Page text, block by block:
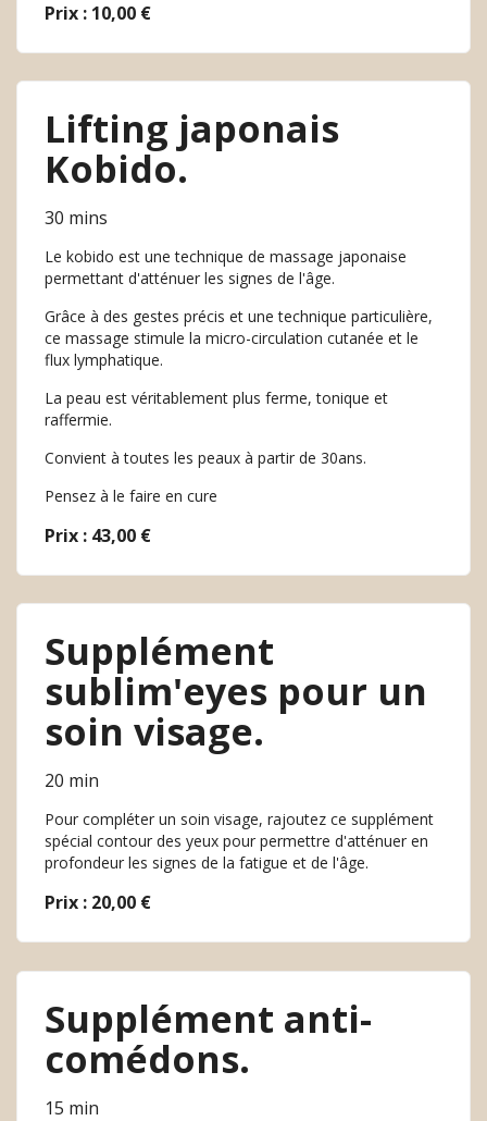
Prix : 10,00 €
Lifting japonais
Kobido.
30 mins
Le kobido est une technique de massage japonaise
permettant d'atténuer les signes de l'âge.
Grâce à des gestes précis et une technique particulière,
ce massage stimule la micro-circulation cutanée et le
flux lymphatique.
La peau est véritablement plus ferme, tonique et
raffermie.
Convient à toutes les peaux à partir de 30ans.
Pensez à le faire en cure
Prix : 43,00 €
Supplément
sublim'eyes pour un
soin visage.
20 min
Pour compléter un soin visage, rajoutez ce supplément
spécial contour des yeux pour permettre d'atténuer en
profondeur les signes de la fatigue et de l'âge.
Prix : 20,00 €
Supplément anti-
comédons.
15 min